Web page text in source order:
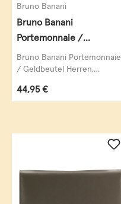
Bruno Banani
Bruno Banani
Portemonnaie /
Geldbeutel Herren,
Datenschutz Geldbörse
RFID Blocker, echt Leder,
schwarz
Bruno Banani Portemonnaie
/ Geldbeutel Herren,
Blocker, echt Leder,
schwarz...
Regulärer Preis:
44,95 €